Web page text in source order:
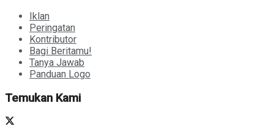
Iklan
Peringatan
Kontributor
Bagi Beritamu!
Tanya Jawab
Panduan Logo
Temukan Kami